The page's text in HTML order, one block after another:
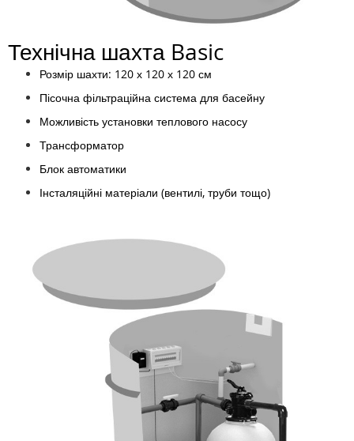
Технічна шахта Basic
Розмір шахти: 120 х 120 х 120 см
Пісочна фільтраційна система для басейну
Можливість установки теплового насосу
Трансформатор
Блок автоматики
Інсталяційні матеріали (вентилі, труби тощо)